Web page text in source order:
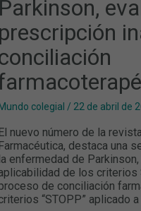
Parkinson,
prescripción
Mundo colegial / 22 de abril de
El nuevo número de la
Farmacéutica, destaca una
la enfermedad de
de los criterios
de conciliación
“STOPP” aplicado
Y
CONCILIACIÓN
FARMACOTERAPÉUTICA